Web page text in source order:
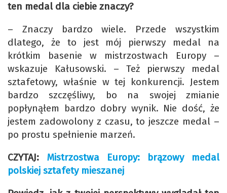
ten medal dla ciebie znaczy?
– Znaczy bardzo wiele. Przede wszystkim
dlatego, że to jest mój pierwszy medal na
krótkim basenie w mistrzostwach Europy –
wskazuje Kałusowski. – Też pierwszy medal
sztafetowy, właśnie w tej konkurencji. Jestem
bardzo szczęśliwy, bo na swojej zmianie
popłynąłem bardzo dobry wynik. Nie dość, że
jestem zadowolony z czasu, to jeszcze medal –
po prostu spełnienie marzeń.
CZYTAJ: Mistrzostwa Europy: brązowy medal
polskiej sztafety mieszanej